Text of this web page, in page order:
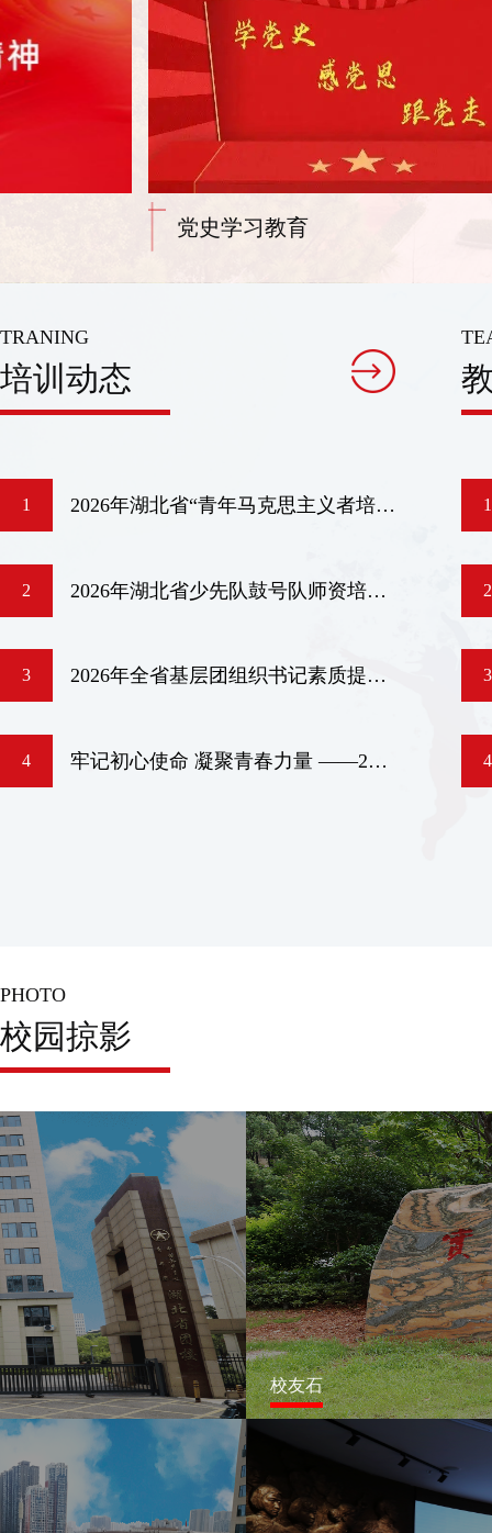
TRANING
培训动态
1 2026年湖北省“青年马克思主义者培养工程”国企班、农村班在省团校举办
2 2026年湖北省少先队鼓号队师资培训班举办
3 2026年全省基层团组织书记素质提升班开展“读书赋能·青春启航”主题读书会活动
4 牢记初心使命 凝聚青春力量 ——2026年湖北省基层团组织书记素质提升班学员临时党支部开展党员集体过“政治生日”活动
1
2
3
4
PHOTO
校园掠影
校友石